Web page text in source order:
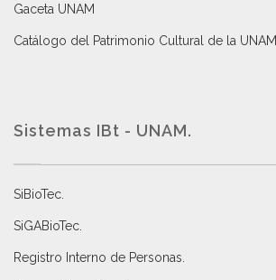
Gaceta UNAM
Catálogo del Patrimonio Cultural de la UNAM.
Sistemas IBt - UNAM.
SiBioTec
SiGABioTec.
Registro Interno de Personas